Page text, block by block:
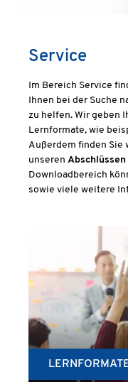
Service
Im Bereich Service
Ihnen bei der Suche
zu helfen. Wir geben
Lernformate, wie
Außerdem finden Sie
unseren Abschlüssen
Downloadbereich
sowie viele weitere